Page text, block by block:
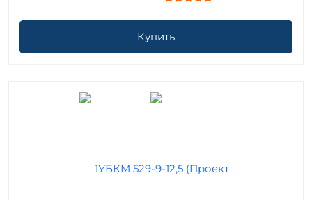
Купить